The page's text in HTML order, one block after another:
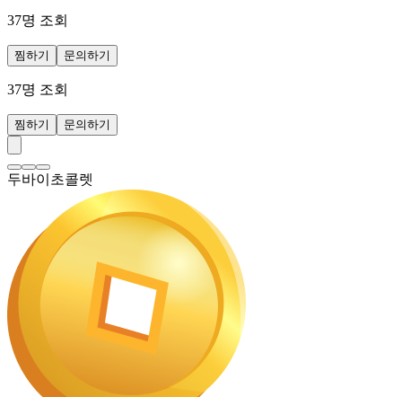
37명 조회
찜하기 문의하기
37명 조회
찜하기 문의하기
두바이초콜렛